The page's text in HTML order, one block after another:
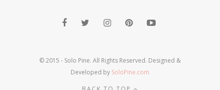
© 2015 - Solo Pine. All Rights Reserved. Designed &
Developed by SoloPine.com